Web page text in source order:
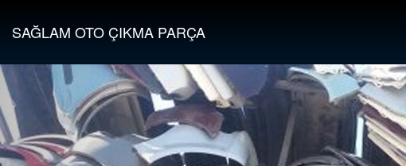
SAĞLAM OTO ÇIKMA PARÇA